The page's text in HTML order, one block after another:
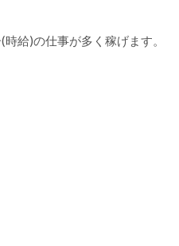
給)の仕事が多く稼げます。